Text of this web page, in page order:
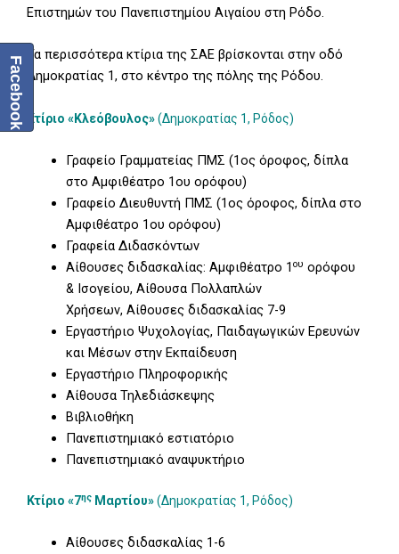
Επιστημών του Πανεπιστημίου Αιγαίου στη Ρόδο.
Τα περισσότερα κτίρια της ΣΑΕ βρίσκονται στην οδό
Δημοκρατίας 1, στο κέντρο της πόλης της Ρόδου.
Κτίριο «Κλεόβουλος»(Δημοκρατίας 1, Ρόδος)
Γραφείο Γραμματείας ΠΜΣ (1ος όροφος, δίπλα
στο Αμφιθέατρο 1ου ορόφου)
Γραφείο Διευθυντή ΠΜΣ (1ος όροφος, δίπλα στο
Αμφιθέατρο 1ου ορόφου)
Γραφεία Διδασκόντων
Αίθουσες διδασκαλίας: Αμφιθέατρο 1 ου ορόφου
& Ισογείου, Αίθουσα Πολλαπλών
Χρήσεων, Αίθουσες διδασκαλίας 7-9
Εργαστήριο Ψυχολογίας, Παιδαγωγικών Ερευνών
και Μέσων στην Εκπαίδευση
Εργαστήριο Πληροφορικής
Αίθουσα Τηλεδιάσκεψης
Βιβλιοθήκη
Πανεπιστημιακό εστιατόριο
Πανεπιστημιακό αναψυκτήριο
Κτίριο «7ης Μαρτίου»(Δημοκρατίας 1, Ρόδος)
Αίθουσες διδασκαλίας 1-6
Facebook